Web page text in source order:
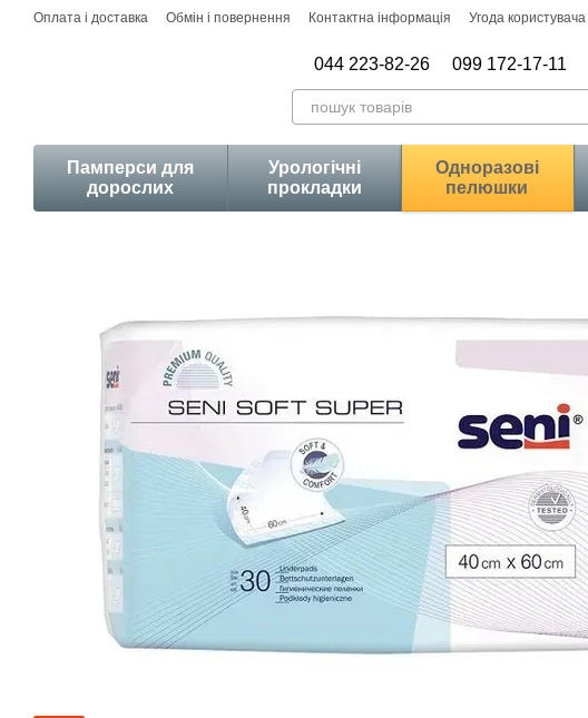
Перейти до основного контенту
Оплата і доставка Обмін і повернення Контактна інформація Угода користувача
044 223-82-26 099 172-17-11
Памперси для
дорослих
Урологічні
прокладки
Одноразові
пелюшки